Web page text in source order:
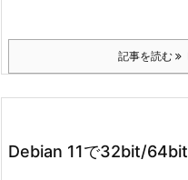
記事を読む
Debian 11で32bit/